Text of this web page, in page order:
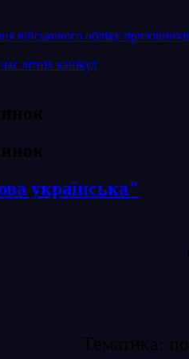
військового обліку
літніх канікул
українська"
Тематика: